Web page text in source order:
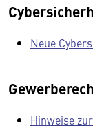
Neue
Hinweise